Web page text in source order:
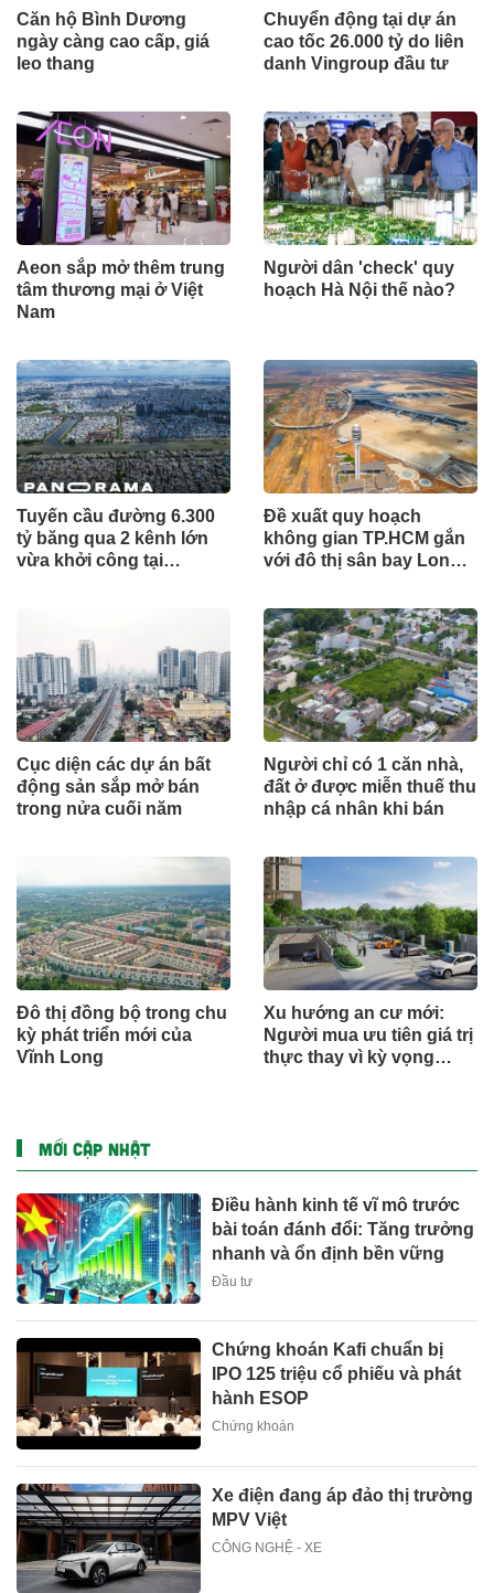
Căn hộ Bình Dương
ngày càng cao cấp, giá
leo thang
Chuyển động tại dự án
cao tốc 26.000 tỷ do liên
danh Vingroup đầu tư
Aeon sắp mở thêm trung
tâm thương mại ở Việt
Nam
Người dân 'check' quy
hoạch Hà Nội thế nào?
Tuyến cầu đường 6.300
tỷ băng qua 2 kênh lớn
vừa khởi công tại
Đề xuất quy hoạch
không gian TP.HCM gắn
với đô thị sân bay Long
Cục diện các dự án bất
động sản sắp mở bán
trong nửa cuối năm
Người chỉ có 1 căn nhà,
đất ở được miễn thuế thu
nhập cá nhân khi bán
Đô thị đồng bộ trong chu
kỳ phát triển mới của
Vĩnh Long
Xu hướng an cư mới:
Người mua ưu tiên giá trị
thực thay vì kỳ vọng
MỚI CẬP NHẬT
Điều hành kinh tế vĩ mô trước
bài toán đánh đổi: Tăng trưởng
nhanh và ổn định bền vững
Đầu tư
Chứng khoán Kafi chuẩn bị
IPO 125 triệu cổ phiếu và phát
hành ESOP
Chứng khoán
Xe điện đang áp đảo thị trường
MPV Việt
CÔNG NGHỆ - XE